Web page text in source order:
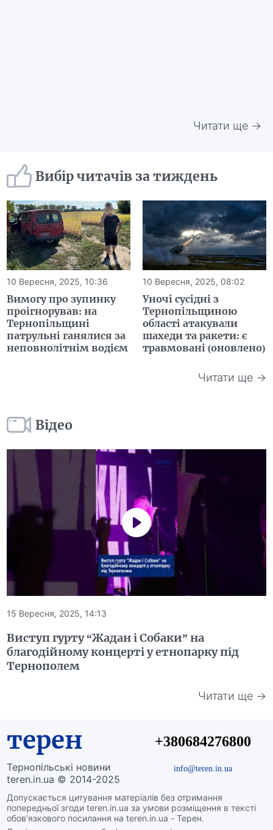
Читати ще →
Вибір читачів за тиждень
10 Вересня, 2025, 10:36
Вимогу про зупинку
проігнорував: на
Тернопільщині
патрульні ганялися за
неповнолітнім водієм
10 Вересня, 2025, 08:02
Уночі сусідні з
Тернопільщиною
області атакували
шахеди та ракети: є
травмовані (оновлено)
Читати ще →
Відео
15 Вересня, 2025, 14:13
Виступ гурту “Жадан і Собаки” на
благодійному концерті у етнопарку під
Тернополем
Читати ще →
терен
Тернопільські новини
teren.in.ua © 2014-2025
Допускається цитування матеріалів без отримання
попередньої згоди teren.in.ua за умови розміщення в тексті
обов'язкового посилання на teren.in.ua - Терен.
+380684276800
info@teren.in.ua